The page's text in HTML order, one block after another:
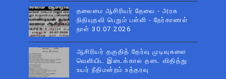
தலைமை ஆசிரியர் தேவை - அரசு
நிதியுதவி பெறும் பள்ளி - நேர்காணல்
நாள் 30.07.2026
ஆசிரியர் தகுதித் தேர்வு முடிவுகளை
வெளியிட இடைக்கால தடை விதித்து
உயர் நீதிமன்றம் உத்தரவு